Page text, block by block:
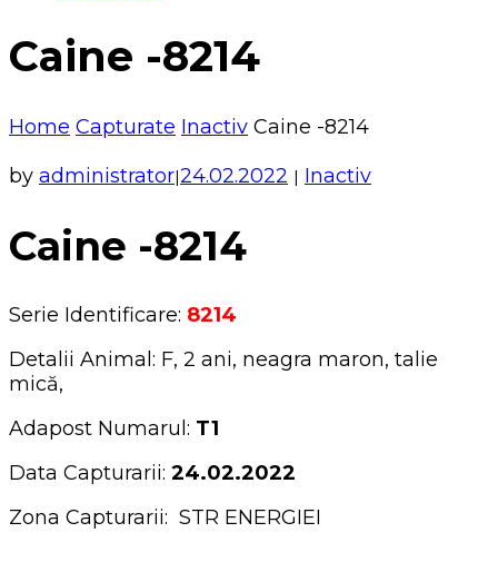
Caine -8214
Home Capturate Inactiv Caine -8214
by administrator|24.02.2022 | Inactiv
Caine -8214
Serie Identificare: 8214
Detalii Animal: F, 2 ani, neagra maron, talie
mică,
Adapost Numarul: T1
Data Capturarii: 24.02.2022
Zona Capturarii: STR ENERGIEI